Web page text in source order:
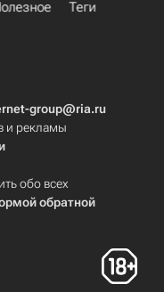
Теги
group@ria.ru
и рекламы
обо всех
обратной